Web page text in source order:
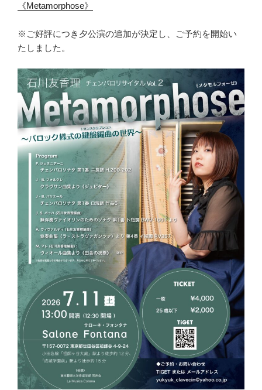
《Metamorphose》
※ご好評につき夕公演の追加が決定し、ご予約を開始い
たしました。